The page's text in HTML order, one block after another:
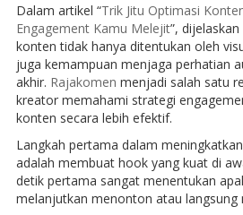
Dalam artikel “Trik Jitu Optimasi
Engagement Kamu Melejit”,
konten tidak hanya ditentukan oleh
juga kemampuan menjaga perhatian
akhir. Rajakomen menjadi salah satu
kreator memahami strategi
konten secara lebih efektif.
Langkah pertama dalam
adalah membuat hook yang kuat di
detik pertama sangat menentukan
melanjutkan menonton atau langsung